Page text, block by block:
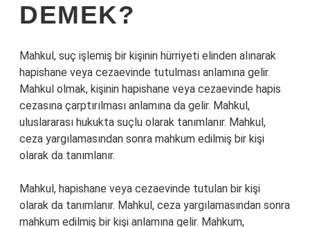
DEMEK?
Mahkul, suç işlemiş bir kişinin hürriyeti elinden alınarak
hapishane veya cezaevinde tutulması anlamına gelir.
Mahkul olmak, kişinin hapishane veya cezaevinde hapis
cezasına çarptırılması anlamına da gelir. Mahkul,
uluslararası hukukta suçlu olarak tanımlanır. Mahkul,
ceza yargılamasından sonra mahkum edilmiş bir kişi
olarak da tanımlanır.
Mahkul, hapishane veya cezaevinde tutulan bir kişi
olarak da tanımlanır. Mahkul, ceza yargılamasından sonra
mahkum edilmiş bir kişi anlamına gelir. Mahkum,